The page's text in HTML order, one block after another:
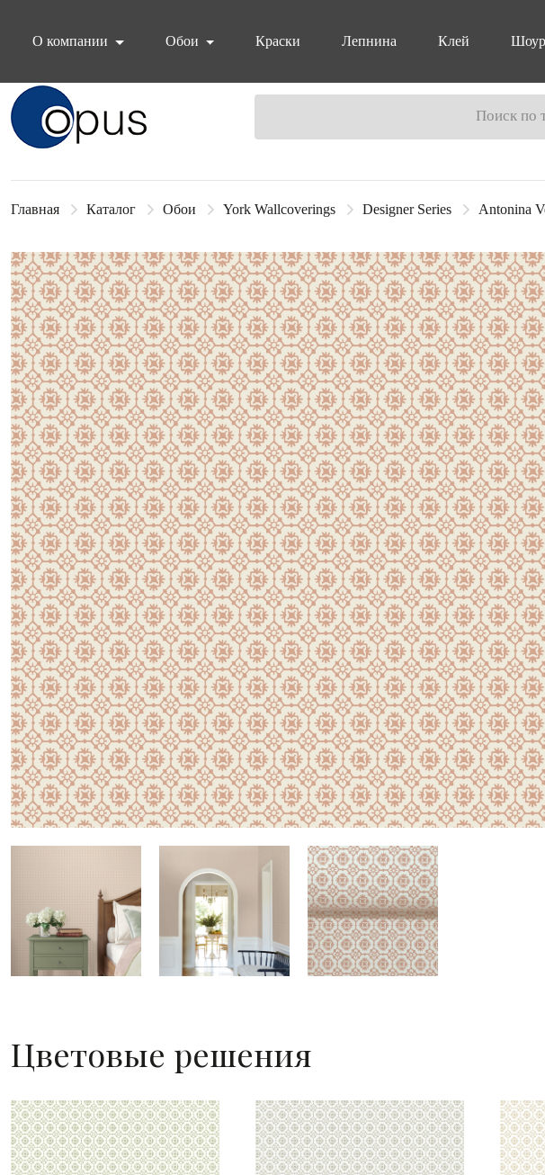
О компании
Обои Краски Лепнина Клей
Блок поиска Поиск по
Главная Каталог Обои York Wallcoverings Designer Series Antonina
Цветовые решения